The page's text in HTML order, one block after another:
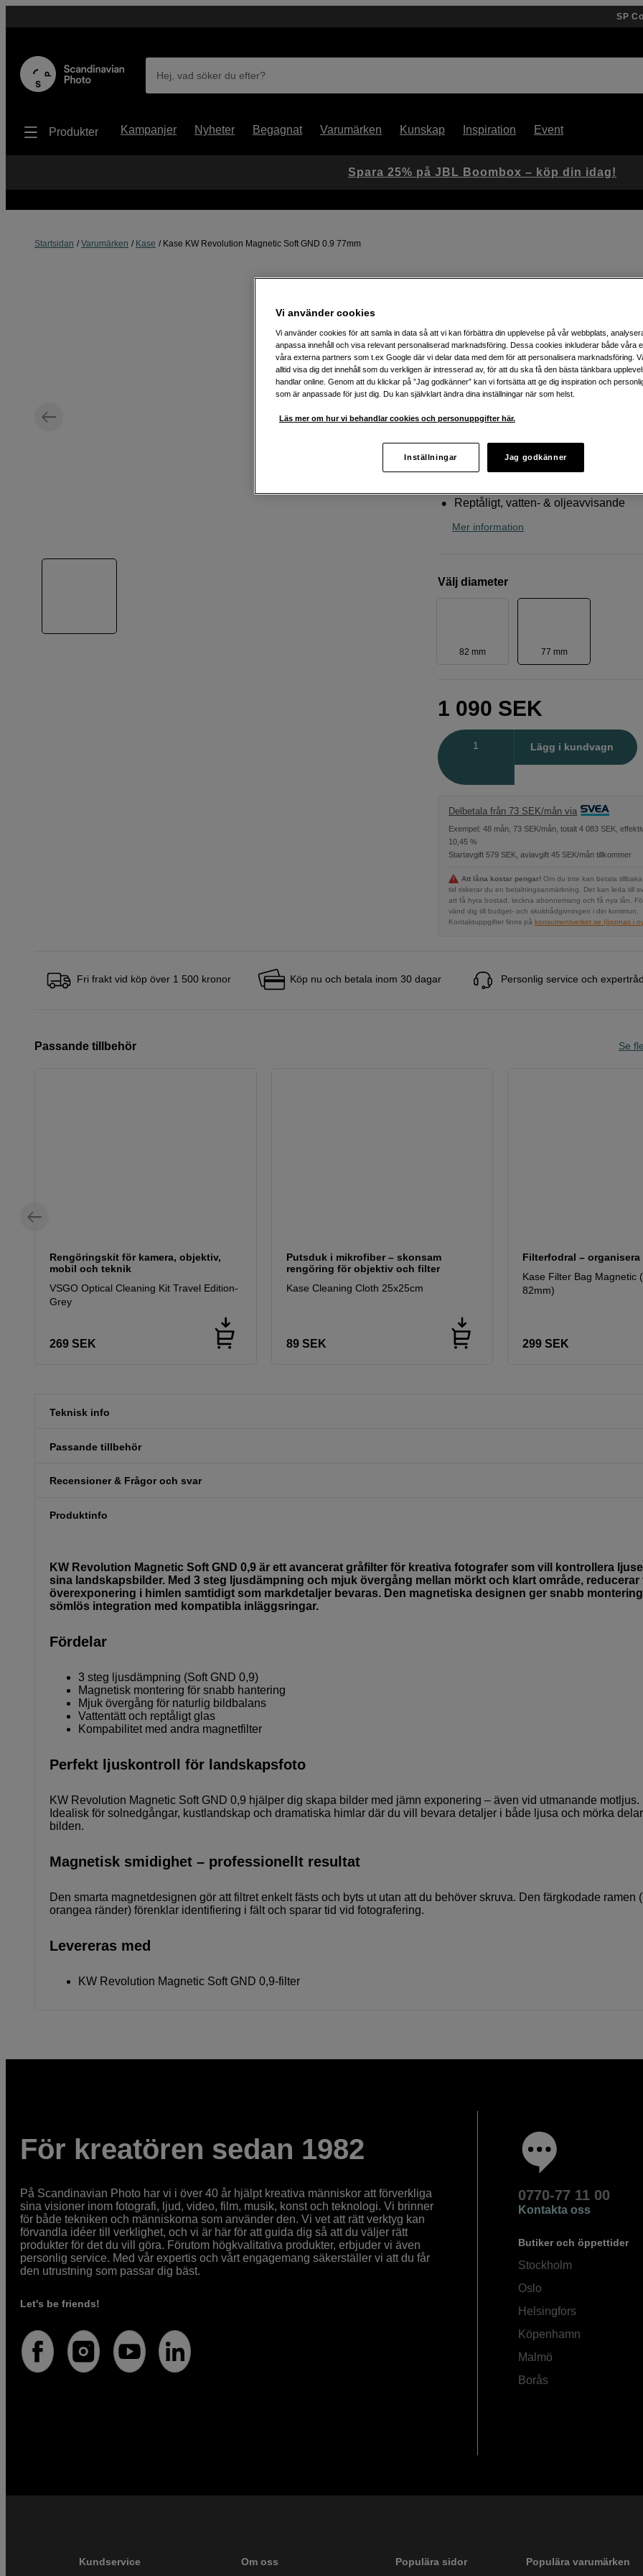
SP
Hej, vad söker du efter?
Produkter Kampanjer Nyheter Begagnat Varumärken Kunskap Inspiration Event
Startsidan Varumärken Kase Kase KW Revolution Magnetic Soft GND 0.9 77mm
Kase KW Revolution Magnetic Soft GND 0.9
ljusreducering till tre steg
Webblager:Finns i lager
Butikslager: Visa butik
Härdat optiskt KW B270-Schott-glas
Reptåligt, vatten- & oljeavvisande
Mer information
Välj diameter
82 mm 77 mm
1 090 SEK
Lägg i kundvagn
Delbetala från 73 SEK/mån via
Exempel: 48 mån, 73 SEK/mån, totalt 4 083 SEK,
10,45 %
Startavgift 579 SEK, aviavgift 45 SEK/mån tillkommer
Att låna kostar pengar! Om du inte kan betala
tid riskerar du en betalningsanmärkning. Det kan leda till
att få hyra bostad, teckna abonnemang och få nya lån.
vänd dig till budget- och skuldrådgivningen i din kommun.
Kontaktuppgifter finns på konsumentverket.se (öppnas i
Fri frakt vid köp över 1 500 kronor Köp nu och betala inom 30 dagar Personlig service och
Passande tillbehör Se
Rengöringskit för kamera, objektiv,
mobil och teknik
VSGO Optical Cleaning Kit Travel Edition-
Grey
269 SEK
Putsduk i mikrofiber – skonsam
rengöring för objektiv och filter
Kase Cleaning Cloth 25x25cm
89 SEK
Filterfodral – organisera
Kase Filter Bag Magnetic
82mm)
299 SEK
Teknisk info
Passande tillbehör
Recensioner & Frågor och svar
Produktinfo
KW Revolution Magnetic Soft GND 0,9 är ett avancerat gråfilter för kreativa fotografer som vill kontrollera
sina landskapsbilder. Med 3 steg ljusdämpning och mjuk övergång mellan mörkt och klart område, reducerar
överexponering i himlen samtidigt som markdetaljer bevaras. Den magnetiska designen ger snabb
sömlös integration med kompatibla inläggsringar.
Fördelar
3 steg ljusdämpning (Soft GND 0,9)
Magnetisk montering för snabb hantering
Mjuk övergång för naturlig bildbalans
Vattentätt och reptåligt glas
Kompabilitet med andra magnetfilter
Perfekt ljuskontroll för landskapsfoto
KW Revolution Magnetic Soft GND 0,9 hjälper dig skapa bilder med jämn exponering – även vid utmanande motljus.
Idealisk för solnedgångar, kustlandskap och dramatiska himlar där du vill bevara detaljer i både ljusa och mörka
bilden.
Magnetisk smidighet – professionellt resultat
Den smarta magnetdesignen gör att filtret enkelt fästs och byts ut utan att du behöver skruva. Den färgkodade ramen
orangea ränder) förenklar identifiering i fält och sparar tid vid fotografering.
Levereras med
KW Revolution Magnetic Soft GND 0,9-filter
För kreatören sedan 1982
På Scandinavian Photo har vi i över 40 år hjälpt kreativa människor att förverkliga
sina visioner inom fotografi, ljud, video, film, musik, konst och teknologi. Vi brinner
för både tekniken och människorna som använder den. Vi vet att rätt verktyg kan
förvandla idéer till verklighet, och vi är här för att guida dig så att du väljer rätt
produkter för det du vill göra. Förutom högkvalitativa produkter, erbjuder vi även
personlig service. Med vår expertis och vårt engagemang säkerställer vi att du får
den utrustning som passar dig bäst.
Let's be friends!
0770-77 11 00
Kontakta oss
Butiker och öppettider
Stockholm
Oslo
Helsingfors
Köpenhamn
Malmö
Borås
Kundservice Om oss Populära sidor Populära varumärken
Spara 25% på JBL Boombox – köp din idag!
Vi använder cookies
Vi använder cookies för att samla in data så att vi kan förbättra din upplevelse på vår webbplats,
anpassa innehåll och visa relevant personaliserad marknadsföring. Dessa cookies inkluderar både våra
våra externa partners som t.ex Google där vi delar data med dem för att personalisera marknadsföring.
alltid visa dig det innehåll som du verkligen är intresserad av, för att du ska få den bästa tänkbara
handlar online. Genom att du klickar på ”Jag godkänner” kan vi fortsätta att ge dig inspiration och
som är anpassade för just dig. Du kan självklart ändra dina inställningar när som helst.
Läs mer om hur vi behandlar cookies och personuppgifter här.
Inställningar Jag godkänner